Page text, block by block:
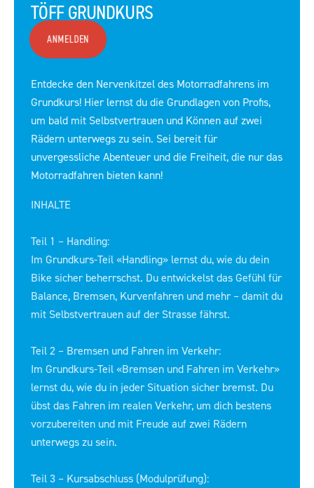
TÖFF GRUNDKURS
ANMELDEN
Entdecke den Nervenkitzel des Motorradfahrens im
Grundkurs! Hier lernst du die Grundlagen von Profis,
um bald mit Selbstvertrauen und Können auf zwei
Rädern unterwegs zu sein. Sei bereit für
unvergessliche Abenteuer und die Freiheit, die nur das
Motorradfahren bieten kann!
INHALTE
Teil 1 – Handling:
Im Grundkurs-Teil «Handling» lernst du, wie du dein
Bike sicher beherrschst. Du entwickelst das Gefühl für
Balance, Bremsen, Kurvenfahren und mehr – damit du
mit Selbstvertrauen auf der Strasse fährst.
Teil 2 – Bremsen und Fahren im Verkehr:
Im Grundkurs-Teil «Bremsen und Fahren im Verkehr»
lernst du, wie du in jeder Situation sicher bremst. Du
übst das Fahren im realen Verkehr, um dich bestens
vorzubereiten und mit Freude auf zwei Rädern
unterwegs zu sein.
Teil 3 – Kursabschluss (Modulprüfung):